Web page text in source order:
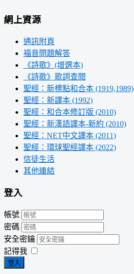
網上資源
通訊附頁
福音問題解答
《詩歌》(增選本)
《詩歌》歌詞查閱
聖經：新標點和合本 (1919,1989)
聖經：新譯本 (1992)
聖經：和合本修訂版 (2010)
聖經：新漢語譯本-新約 (2010)
聖經：NET中文譯本 (2011)
聖經：環球聖經譯本 (2022)
信徒生活
其他連結
登入
帳號
密碼
安全密鑰
記得我
登入